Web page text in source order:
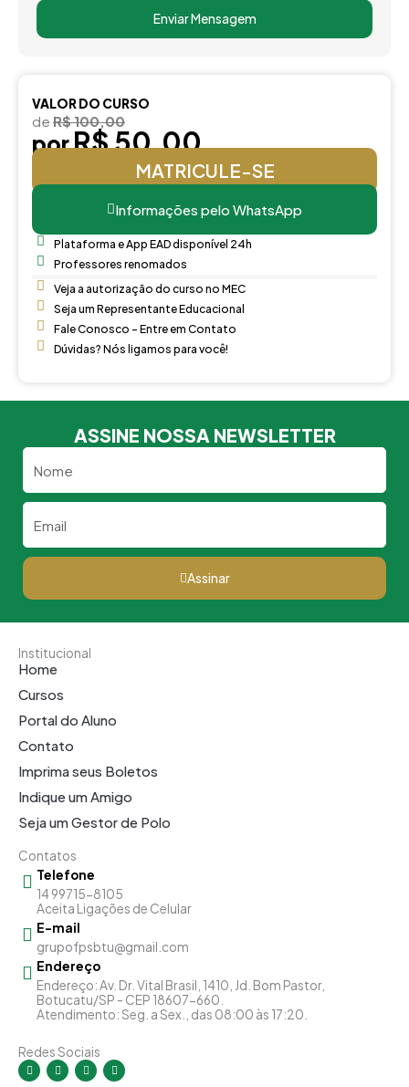
Enviar Mensagem
VALOR DO CURSO
de R$ 100,00
porR$ 50,00
MATRICULE-SE
Informações pelo WhatsApp
Plataforma e App EAD disponível 24h
Professores renomados
Veja a autorização do curso no MEC
Seja um Representante Educacional
Fale Conosco - Entre em Contato
Dúvidas? Nós ligamos para você!
ASSINE NOSSA NEWSLETTER
Assinar
Institucional
Home
Cursos
Portal do Aluno
Contato
Imprima seus Boletos
Indique um Amigo
Seja um Gestor de Polo
Contatos
Telefone
14 99715-8105
Aceita Ligações de Celular
E-mail
grupofpsbtu@gmail.com
Endereço
Endereço: Av. Dr. Vital Brasil, 1410, Jd. Bom Pastor,
Botucatu/SP - CEP 18607-660.
Atendimento: Seg. a Sex., das 08:00 às 17:20.
Redes Sociais
I
n
F
a
Y
o
L
i